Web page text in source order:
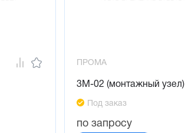
ПРОМА
3М-02 (монтажный узел)
Под заказ
по запросу